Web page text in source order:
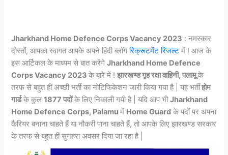
Jharkhand Home Defence Corps Vacancy 2023 : नमस्कार
दोस्तों, आपका स्वागत आपके अपने हिंदी ब्लॉगरिक्रूटमेंट रिजल्ट में ! आज के
इस आर्टिकल के माध्यम से बात करेंगेJharkhand Home Defence
Corps Vacancy 2023 के बारे में !झारखण्ड गृह रक्षा वाहिनी, पलामूके
तरफ से बहुत हीं अच्छी भर्ती का नोटिफिकेशन जारी किया गया है | यह भर्तीहोम
गार्डके कुल1877 पदोंके लिए निकाली गयी है | यदि आप भीJharkhand
Home Defence Corps, Palamuमें Home Guard के पदों पर अपना
कैरियर बनाना चाहते हैं या नौकरी पाना चाहते हैं, तो आपके लिए झारखण्ड सरकार
के तरफ से बहुत हीं सुनहरा अवसर दिया जा रहा है |